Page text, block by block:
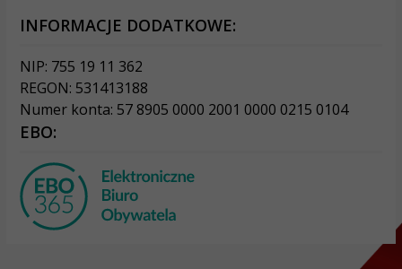
INFORMACJE DODATKOWE:
NIP: 755 19 11 362
REGON: 531413188
Numer konta: 57 8905 0000 2001 0000 0215 0104
EBO: